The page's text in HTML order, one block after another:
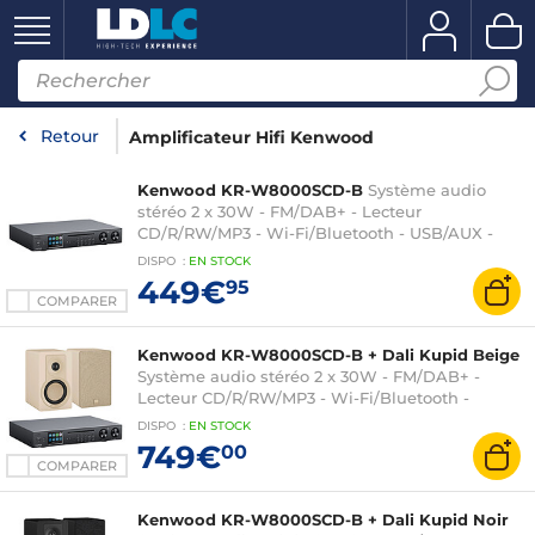
Retour Amplificateur Hifi Kenwood
COMPARER
Kenwood KR-W8000SCD-B Système audio
stéréo 2 x 30W - FM/DAB+ - Lecteur
CD/R/RW/MP3 - Wi-Fi/Bluetooth - USB/AUX -
Spotify Connect - Ecran couleur TFT 3.2"
DISPO : EN STOCK
449€95
COMPARER
Kenwood KR-W8000SCD-B + Dali Kupid Beige
Système audio stéréo 2 x 30W - FM/DAB+ -
Lecteur CD/R/RW/MP3 - Wi-Fi/Bluetooth -
USB/AUX - Spotify Connect - Ecran couleur TFT
3.2" + Enceinte bibliothèque compacte 120W (par
paire)
DISPO : EN STOCK
749€00
Kenwood KR-W8000SCD-B + Dali Kupid Noir